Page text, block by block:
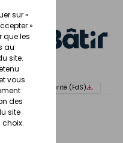
sur «
»
que les
au
site.
vous
des
site
Fiche de sécurité (FdS)